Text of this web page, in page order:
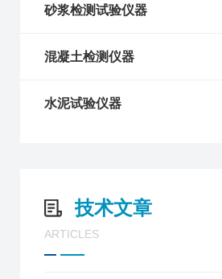
砂浆检测试验仪器
混凝土检测仪器
水泥试验仪器
技术文章
ARTICLES